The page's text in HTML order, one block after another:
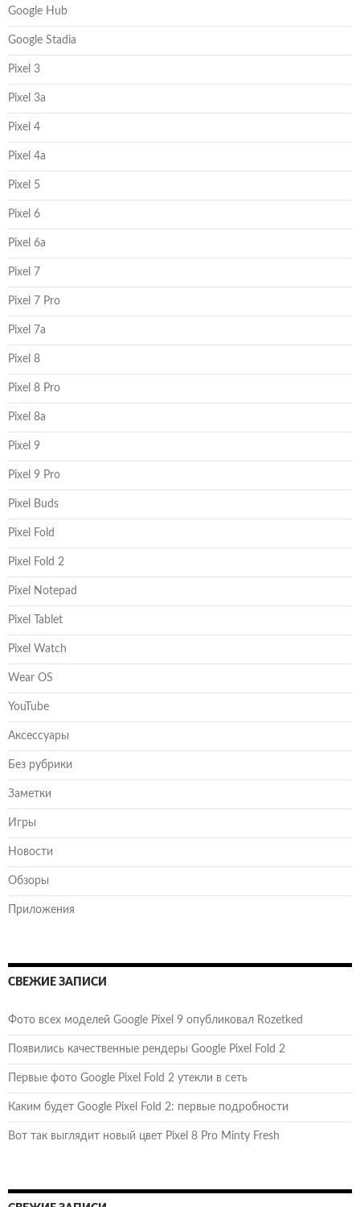
Google Hub
Google Stadia
Pixel 3
Pixel 3a
Pixel 4
Pixel 4a
Pixel 5
Pixel 6
Pixel 6a
Pixel 7
Pixel 7 Pro
Pixel 7a
Pixel 8
Pixel 8 Pro
Pixel 8a
Pixel 9
Pixel 9 Pro
Pixel Buds
Pixel Fold
Pixel Fold 2
Pixel Notepad
Pixel Tablet
Pixel Watch
Wear OS
YouTube
Аксессуары
Без рубрики
Заметки
Игры
Новости
Обзоры
Приложения
СВЕЖИЕ ЗАПИСИ
Фото всех моделей Google Pixel 9 опубликовал Rozetked
Появились качественные рендеры Google Pixel Fold 2
Первые фото Google Pixel Fold 2 утекли в сеть
Каким будет Google Pixel Fold 2: первые подробности
Вот так выглядит новый цвет Pixel 8 Pro Minty Fresh